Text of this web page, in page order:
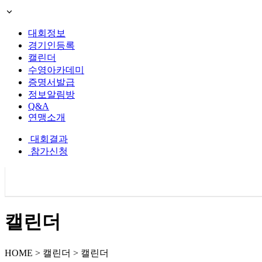
대회정보
경기인등록
캘린더
수영아카데미
증명서발급
정보알림방
Q&A
연맹소개
대회결과
참가신청
캘린더
HOME > 캘린더 > 캘린더